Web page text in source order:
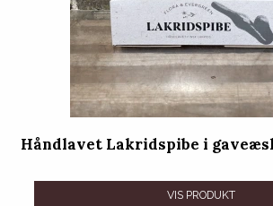
Håndlavet Lakridspibe i
VIS PRODUKT